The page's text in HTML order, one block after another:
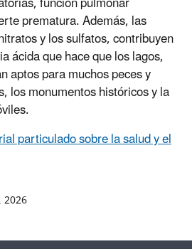
prematura. Además, las
y los sulfatos, contribuyen
ácida que hace que los lagos,
aptos para muchos peces y
los monumentos históricos y la
particulado sobre la salud y el
2026